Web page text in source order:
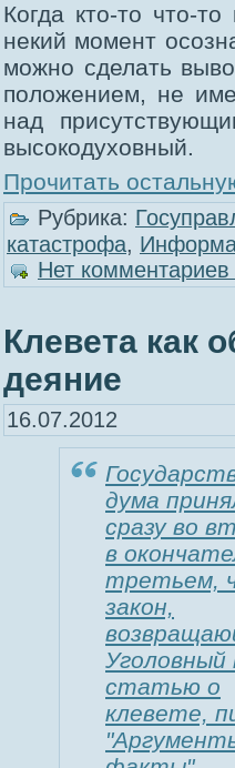
Когда кто-то что-
некий момент
можно сделать
положением, не
над
высокодуховный.
Прочитать
Рубрика:
катастрофа,
Нет комментариев
Клевета как
деяние
16.07.2012
дума
сразу во
в
третьем,
закон,
Уголовный
статью о
клевете,